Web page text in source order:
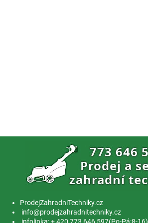
ProdejZahradniTechniky.cz
info@prodejzahradnitechniky.cz